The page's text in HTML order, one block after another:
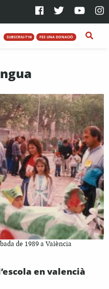
SUBSCRIU-T'HI FES UNA DONACIÓ
de 1989 a València
en valencià